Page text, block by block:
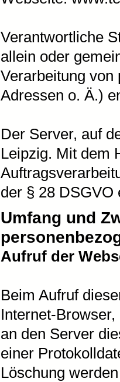
Verantwortliche
allein oder
Verarbeitung
Adressen o. Ä.)
Der Server, auf
Leipzig. Mit dem
der § 28 DSGVO
Umfang und
Aufruf der
Beim Aufruf
Internet-
an den Server
einer
Löschung